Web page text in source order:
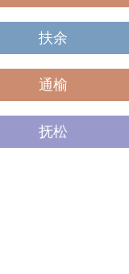
扶余
通榆
抚松